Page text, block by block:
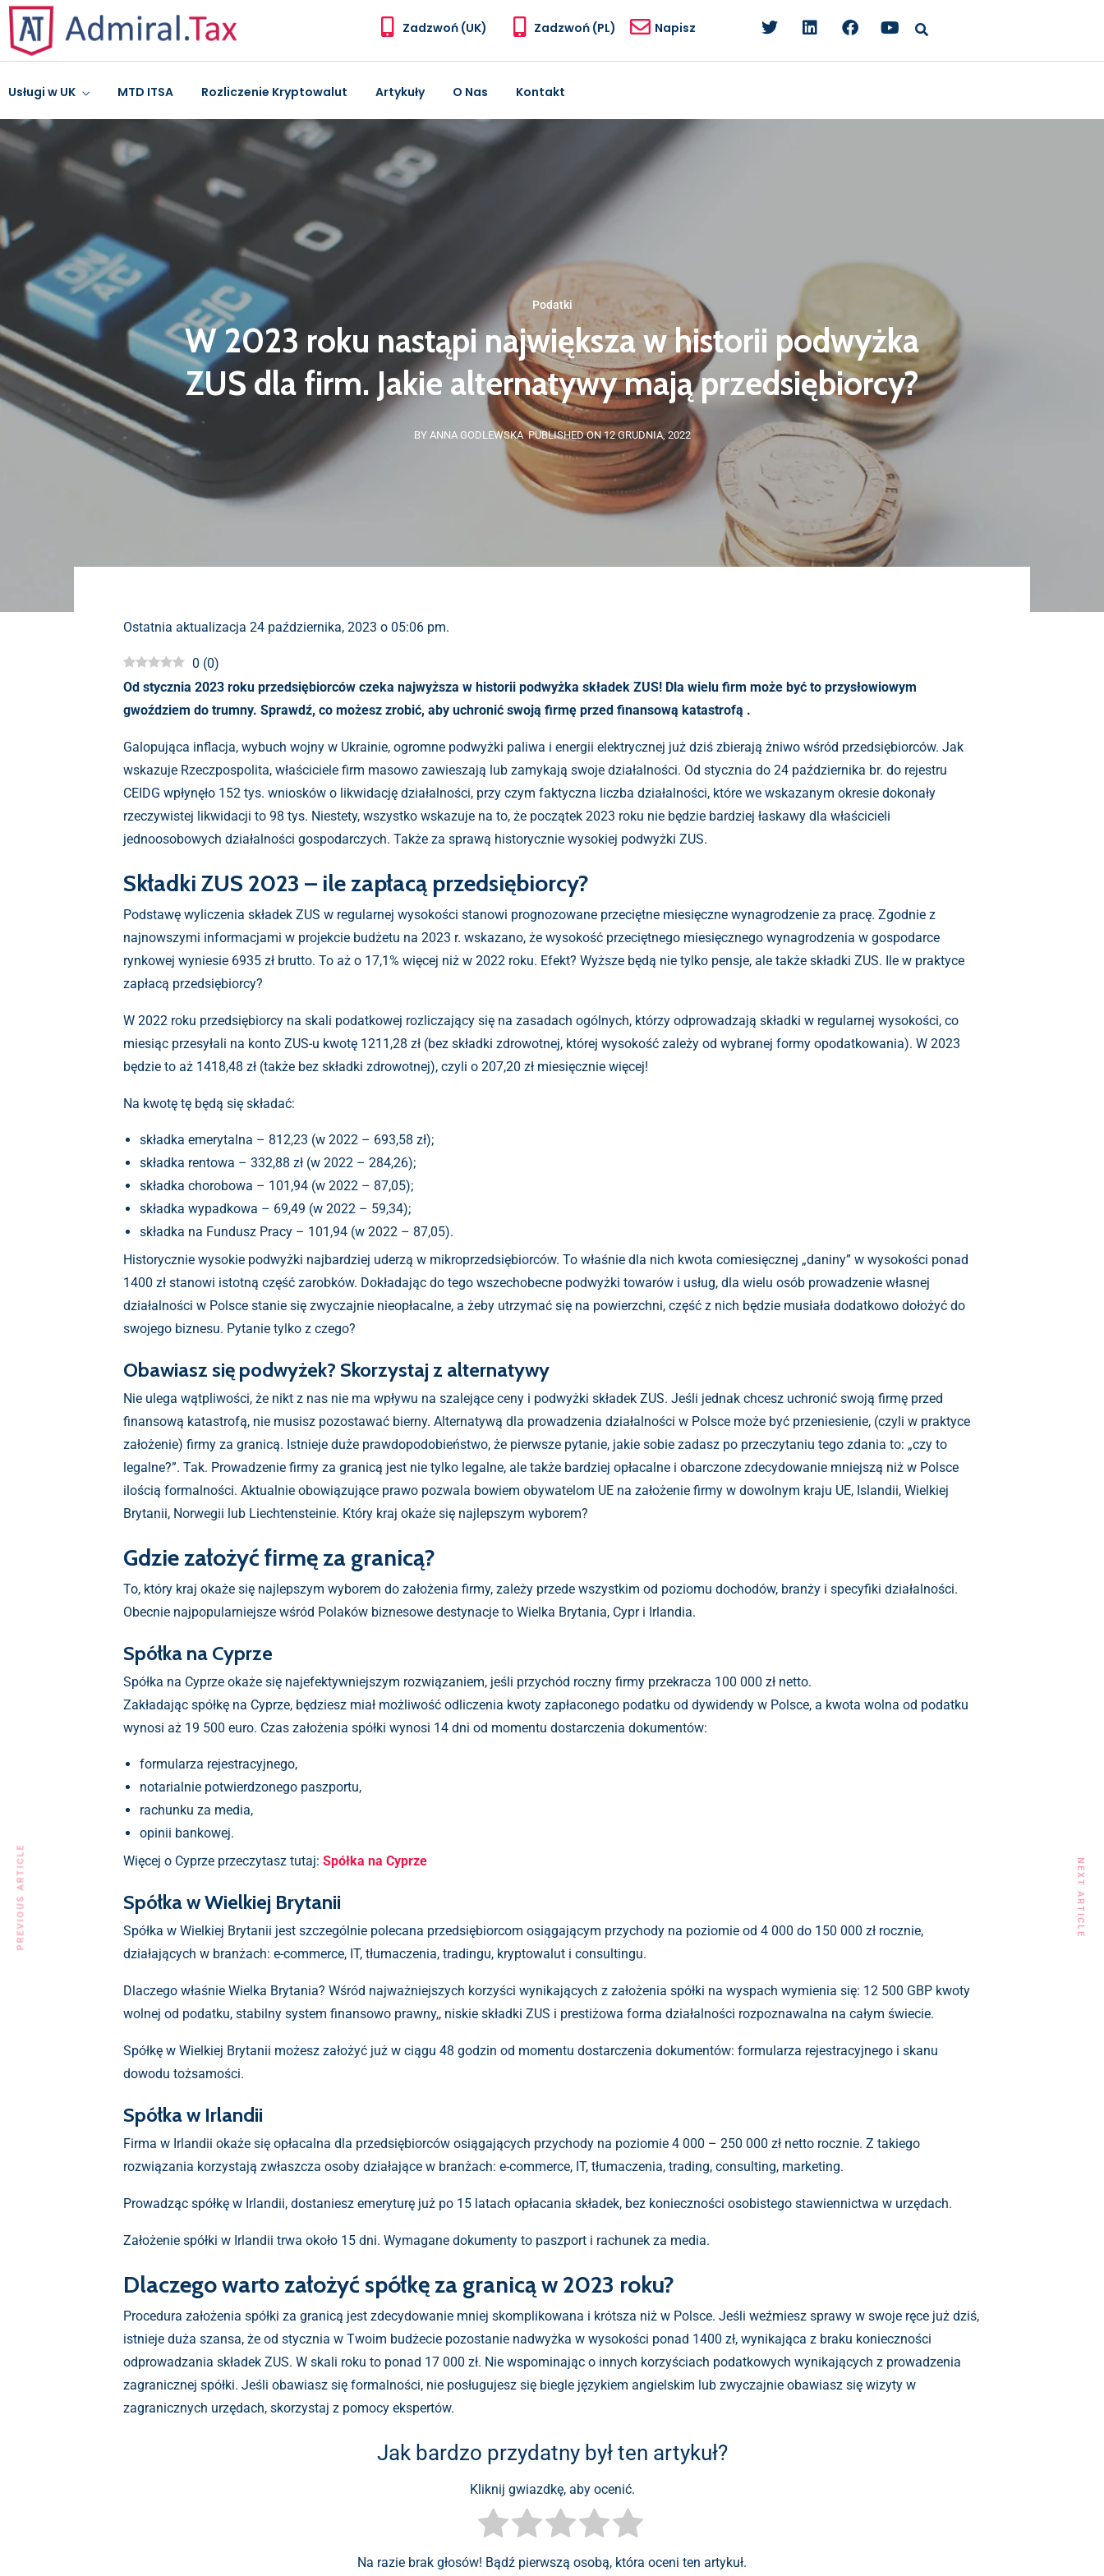
Zadzwoń (UK) Zadzwoń (PL) Napisz
Usługi w UK MTD ITSA Rozliczenie Kryptowalut Artykuły O Nas Kontakt
Podatki
W 2023 roku nastąpi największa w historii podwyżka
ZUS dla firm. Jakie alternatywy mają przedsiębiorcy?
BY ANNA GODLEWSKA PUBLISHED ON 12 GRUDNIA, 2022
Ostatnia aktualizacja 24 października, 2023 o 05:06 pm.
0 (0)
Od stycznia 2023 roku przedsiębiorców czeka najwyższa w historii podwyżka składek ZUS! Dla wielu firm może być to przysłowiowym
gwoździem do trumny. Sprawdź, co możesz zrobić, aby uchronić swoją firmę przed finansową katastrofą .
Galopująca inflacja, wybuch wojny w Ukrainie, ogromne podwyżki paliwa i energii elektrycznej już dziś zbierają żniwo wśród przedsiębiorców. Jak
wskazuje Rzeczpospolita, właściciele firm masowo zawieszają lub zamykają swoje działalności. Od stycznia do 24 października br. do rejestru
CEIDG wpłynęło 152 tys. wniosków o likwidację działalności, przy czym faktyczna liczba działalności, które we wskazanym okresie dokonały
rzeczywistej likwidacji to 98 tys. Niestety, wszystko wskazuje na to, że początek 2023 roku nie będzie bardziej łaskawy dla właścicieli
jednoosobowych działalności gospodarczych. Także za sprawą historycznie wysokiej podwyżki ZUS.
Składki ZUS 2023 – ile zapłacą przedsiębiorcy?
Podstawę wyliczenia składek ZUS w regularnej wysokości stanowi prognozowane przeciętne miesięczne wynagrodzenie za pracę. Zgodnie z
najnowszymi informacjami w projekcie budżetu na 2023 r. wskazano, że wysokość przeciętnego miesięcznego wynagrodzenia w gospodarce
rynkowej wyniesie 6935 zł brutto. To aż o 17,1% więcej niż w 2022 roku. Efekt? Wyższe będą nie tylko pensje, ale także składki ZUS. Ile w praktyce
zapłacą przedsiębiorcy?
W 2022 roku przedsiębiorcy na skali podatkowej rozliczający się na zasadach ogólnych, którzy odprowadzają składki w regularnej wysokości, co
miesiąc przesyłali na konto ZUS-u kwotę 1211,28 zł (bez składki zdrowotnej, której wysokość zależy od wybranej formy opodatkowania). W 2023
będzie to aż 1418,48 zł (także bez składki zdrowotnej), czyli o 207,20 zł miesięcznie więcej!
Na kwotę tę będą się składać:
składka emerytalna – 812,23 (w 2022 – 693,58 zł);
składka rentowa – 332,88 zł (w 2022 – 284,26);
składka chorobowa – 101,94 (w 2022 – 87,05);
składka wypadkowa – 69,49 (w 2022 – 59,34);
składka na Fundusz Pracy – 101,94 (w 2022 – 87,05).
Historycznie wysokie podwyżki najbardziej uderzą w mikroprzedsiębiorców. To właśnie dla nich kwota comiesięcznej „daniny” w wysokości ponad
1400 zł stanowi istotną część zarobków. Dokładając do tego wszechobecne podwyżki towarów i usług, dla wielu osób prowadzenie własnej
działalności w Polsce stanie się zwyczajnie nieopłacalne, a żeby utrzymać się na powierzchni, część z nich będzie musiała dodatkowo dołożyć do
swojego biznesu. Pytanie tylko z czego?
Obawiasz się podwyżek? Skorzystaj z alternatywy
Nie ulega wątpliwości, że nikt z nas nie ma wpływu na szalejące ceny i podwyżki składek ZUS. Jeśli jednak chcesz uchronić swoją firmę przed
finansową katastrofą, nie musisz pozostawać bierny. Alternatywą dla prowadzenia działalności w Polsce może być przeniesienie, (czyli w praktyce
założenie) firmy za granicą. Istnieje duże prawdopodobieństwo, że pierwsze pytanie, jakie sobie zadasz po przeczytaniu tego zdania to: „czy to
legalne?”. Tak. Prowadzenie firmy za granicą jest nie tylko legalne, ale także bardziej opłacalne i obarczone zdecydowanie mniejszą niż w Polsce
ilością formalności. Aktualnie obowiązujące prawo pozwala bowiem obywatelom UE na założenie firmy w dowolnym kraju UE, Islandii, Wielkiej
Brytanii, Norwegii lub Liechtensteinie. Który kraj okaże się najlepszym wyborem?
Gdzie założyć firmę za granicą?
To, który kraj okaże się najlepszym wyborem do założenia firmy, zależy przede wszystkim od poziomu dochodów, branży i specyfiki działalności.
Obecnie najpopularniejsze wśród Polaków biznesowe destynacje to Wielka Brytania, Cypr i Irlandia.
Spółka na Cyprze
Spółka na Cyprze okaże się najefektywniejszym rozwiązaniem, jeśli przychód roczny firmy przekracza 100 000 zł netto.
Zakładając spółkę na Cyprze, będziesz miał możliwość odliczenia kwoty zapłaconego podatku od dywidendy w Polsce, a kwota wolna od podatku
wynosi aż 19 500 euro. Czas założenia spółki wynosi 14 dni od momentu dostarczenia dokumentów:
formularza rejestracyjnego,
notarialnie potwierdzonego paszportu,
rachunku za media,
opinii bankowej.
Więcej o Cyprze przeczytasz tutaj: Spółka na Cyprze
Spółka w Wielkiej Brytanii
Spółka w Wielkiej Brytanii jest szczególnie polecana przedsiębiorcom osiągającym przychody na poziomie od 4 000 do 150 000 zł rocznie,
działających w branżach: e-commerce, IT, tłumaczenia, tradingu, kryptowalut i consultingu.
Dlaczego właśnie Wielka Brytania? Wśród najważniejszych korzyści wynikających z założenia spółki na wyspach wymienia się: 12 500 GBP kwoty
wolnej od podatku, stabilny system finansowo prawny,, niskie składki ZUS i prestiżowa forma działalności rozpoznawalna na całym świecie.
Spółkę w Wielkiej Brytanii możesz założyć już w ciągu 48 godzin od momentu dostarczenia dokumentów: formularza rejestracyjnego i skanu
dowodu tożsamości.
Spółka w Irlandii
Firma w Irlandii okaże się opłacalna dla przedsiębiorców osiągających przychody na poziomie 4 000 – 250 000 zł netto rocznie. Z takiego
rozwiązania korzystają zwłaszcza osoby działające w branżach: e-commerce, IT, tłumaczenia, trading, consulting, marketing.
Prowadząc spółkę w Irlandii, dostaniesz emeryturę już po 15 latach opłacania składek, bez konieczności osobistego stawiennictwa w urzędach.
Założenie spółki w Irlandii trwa około 15 dni. Wymagane dokumenty to paszport i rachunek za media.
Dlaczego warto założyć spółkę za granicą w 2023 roku?
Procedura założenia spółki za granicą jest zdecydowanie mniej skomplikowana i krótsza niż w Polsce. Jeśli weźmiesz sprawy w swoje ręce już dziś,
istnieje duża szansa, że od stycznia w Twoim budżecie pozostanie nadwyżka w wysokości ponad 1400 zł, wynikająca z braku konieczności
odprowadzania składek ZUS. W skali roku to ponad 17 000 zł. Nie wspominając o innych korzyściach podatkowych wynikających z prowadzenia
zagranicznej spółki. Jeśli obawiasz się formalności, nie posługujesz się biegle językiem angielskim lub zwyczajnie obawiasz się wizyty w
zagranicznych urzędach, skorzystaj z pomocy ekspertów.
Jak bardzo przydatny był ten artykuł?
Kliknij gwiazdkę, aby ocenić.
Na razie brak głosów! Bądź pierwszą osobą, która oceni ten artykuł.
PREVIOUS ARTICLE NEXT ARTICLE